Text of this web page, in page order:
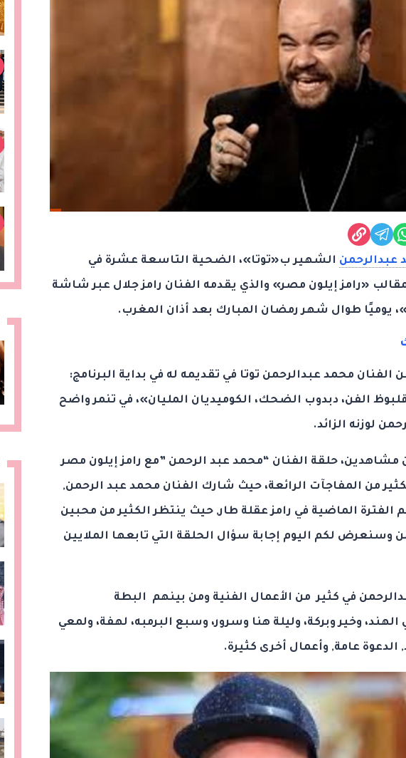
عبدالرحمن الشهير ب«توتا»، الضحية التاسعة عشرة في
«رامز إيلون مصر» والذي يقدمه الفنان رامز جلال عبر شاشة
الفنان محمد عبدالرحمن توتا في تقديمه له في بداية البرنامج:
الفن، دبدوب الضحك، الكوميديان المليان»، في تنمر واضح
لوزنه الزائد.
مشاهدين، حلقة الفنان “محمد عبد الرحمن ”مع رامز إيلون مصر
من المفاجآت الرائعة، حيث شارك الفنان محمد عبد الرحمن,
الفترة الماضية في رامز عقلة طار, حيث ينتظر الكثير من محبين
وسنعرض لكم اليوم إجابة سؤال الحلقة التي تابعها الملايين
في كثير من الأعمال الفنية ومن بينهم البطة
وخير وبركة، وليلة هنا وسرور، وسبع البرمبه، لهفة، ولمعي
عامة, وأعمال أخرى كثيرة.